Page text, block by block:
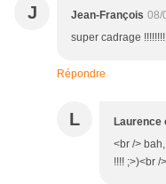
J Jean-François 08/
super cadrage
Répondre
L Laurence
<br />
!!!! ;>)<br /